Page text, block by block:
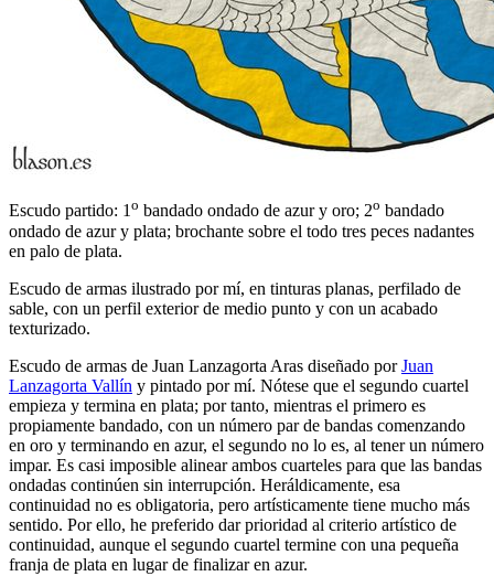
Escudo partido: 1o bandado ondado de azur y oro; 2o bandado
ondado de azur y plata; brochante sobre el todo tres peces nadantes
en palo de plata.
Escudo de armas ilustrado por mí, en tinturas planas, perfilado de
sable, con un perfil exterior de medio punto y con un acabado
texturizado.
Escudo de armas de Juan Lanzagorta Aras diseñado porJuan
Lanzagorta Vallín y pintado por mí. Nótese que el segundo cuartel
empieza y termina en plata; por tanto, mientras el primero es
propiamente bandado, con un número par de bandas comenzando
en oro y terminando en azur, el segundo no lo es, al tener un número
impar. Es casi imposible alinear ambos cuarteles para que las bandas
ondadas continúen sin interrupción. Heráldicamente, esa
continuidad no es obligatoria, pero artísticamente tiene mucho más
sentido. Por ello, he preferido dar prioridad al criterio artístico de
continuidad, aunque el segundo cuartel termine con una pequeña
franja de plata en lugar de finalizar en azur.